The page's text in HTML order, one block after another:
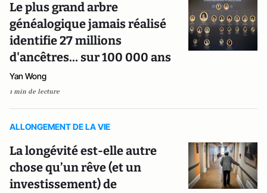
Le plus grand arbre
généalogique jamais réalisé
identifie 27 millions
d'ancêtres… sur 100 000 ans
Yan Wong
1 min de lecture
ALLONGEMENT DE LA VIE
La longévité est-elle autre
chose qu’un rêve (et un
investissement) de